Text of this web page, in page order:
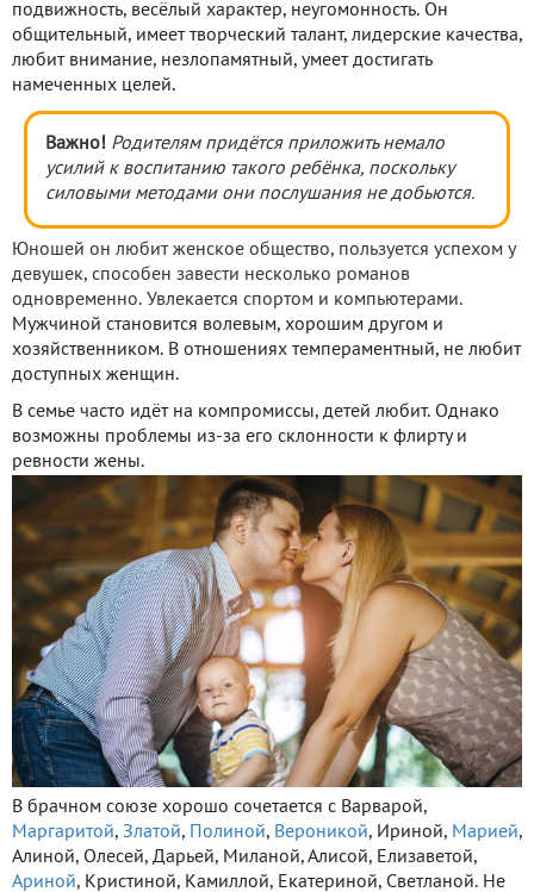
подвижность, весёлый характер, неугомонность. Он
общительный, имеет творческий талант, лидерские качества,
любит внимание, незлопамятный, умеет достигать
намеченных целей.
Важно! Родителям придётся приложить немало
усилий к воспитанию такого ребёнка, поскольку
силовыми методами они послушания не добьются.
Юношей он любит женское общество, пользуется успехом у
девушек, способен завести несколько романов
одновременно. Увлекается спортом и компьютерами.
Мужчиной становится волевым, хорошим другом и
хозяйственником. В отношениях темпераментный, не любит
доступных женщин.
В семье часто идёт на компромиссы, детей любит. Однако
возможны проблемы из-за его склонности к флирту и
ревности жены.
В брачном союзе хорошо сочетается с Варварой,
Маргаритой, Златой, Полиной, Вероникой, Ириной, Марией,
Алиной, Олесей, Дарьей, Миланой, Алисой, Елизаветой,
Ариной, Кристиной, Камиллой, Екатериной, Светланой. Не